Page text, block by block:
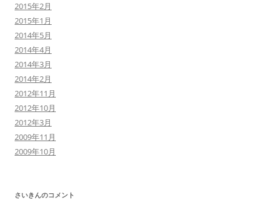
2015年2月
2015年1月
2014年5月
2014年4月
2014年3月
2014年2月
2012年11月
2012年10月
2012年3月
2009年11月
2009年10月
さいきんのコメント